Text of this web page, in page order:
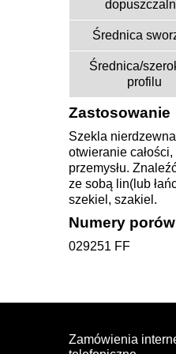
Średnica
Średnica/
profilu
Zastosowanie
Szekla
otwieranie
przemysłu.
ze sobą lin(lub
szekiel, szakiel.
Numery
029251 FF
Zamówienia